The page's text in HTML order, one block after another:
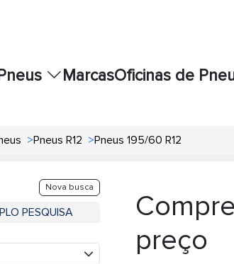
MarcasOficinas de
>Pneus R12 >Pneus 195/60 R12
Nova busca
PESQUISA
preço